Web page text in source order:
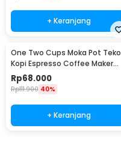
+ Keranjang
One Two Cups Moka Pot Teko
Kopi Espresso Coffee Maker
Stovetop 4 Cup 200ml - Z21
Rp68.000
Rp111.900 40%
+ Keranjang